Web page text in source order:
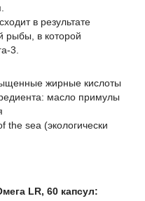
в результате
рыбы, в которой
3.
жирные кислоты
масло примулы
sea (экологически
LR, 60 капсул: